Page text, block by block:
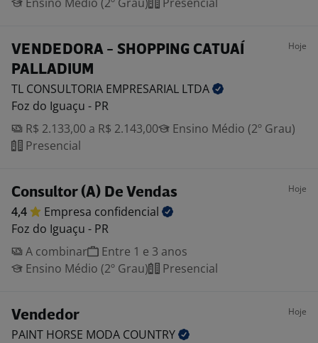
VENDEDORA - SHOPPING CATUAÍ
PALLADIUM
Hoje
TL CONSULTORIA EMPRESARIAL LTDA
Foz do Iguaçu - PR
R$ 2.133,00 a R$ 2.143,00
Ensino Médio (2º Grau)
Presencial
Consultor (A) De Vendas Hoje
4,4 Empresa confidencial
Foz do Iguaçu - PR
A combinar
Entre 1 e 3 anos
Ensino Médio (2º Grau)
Presencial
Vendedor Hoje
PAINT HORSE MODA COUNTRY